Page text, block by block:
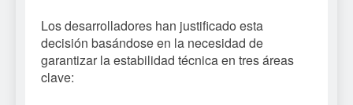
Los desarrolladores han justificado esta
decisión basándose en la necesidad de
garantizar la estabilidad técnica en tres áreas
clave: